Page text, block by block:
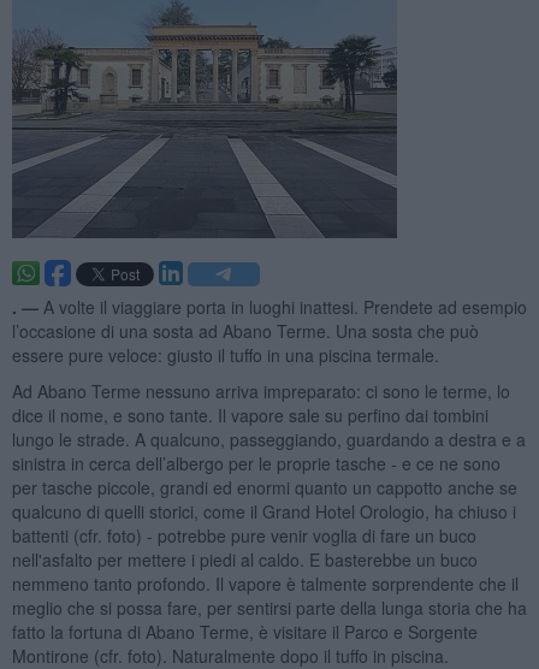
. — A volte il viaggiare porta in luoghi inattesi. Prendete ad esempio
l’occasione di una sosta ad Abano Terme. Una sosta che può
essere pure veloce: giusto il tuffo in una piscina termale.
Ad Abano Terme nessuno arriva impreparato: ci sono le terme, lo
dice il nome, e sono tante. Il vapore sale su perfino dai tombini
lungo le strade. A qualcuno, passeggiando, guardando a destra e a
sinistra in cerca dell’albergo per le proprie tasche - e ce ne sono
per tasche piccole, grandi ed enormi quanto un cappotto anche se
qualcuno di quelli storici, come il Grand Hotel Orologio, ha chiuso i
battenti (cfr. foto) - potrebbe pure venir voglia di fare un buco
nell'asfalto per mettere i piedi al caldo. E basterebbe un buco
nemmeno tanto profondo. Il vapore è talmente sorprendente che il
meglio che si possa fare, per sentirsi parte della lunga storia che ha
fatto la fortuna di Abano Terme, è visitare il Parco e Sorgente
Montirone (cfr. foto). Naturalmente dopo il tuffo in piscina.